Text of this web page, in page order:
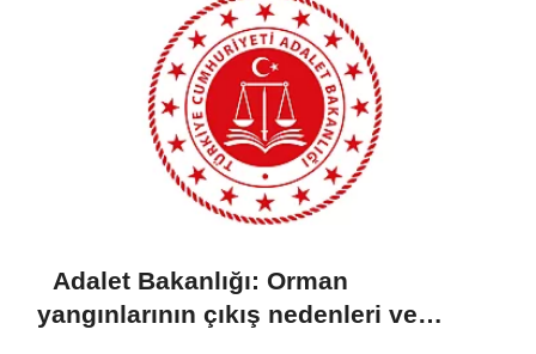
Adalet Bakanlığı: Orman
yangınlarının çıkış nedenleri ve